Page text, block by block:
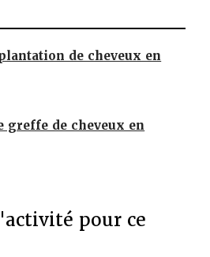
de cheveux en
greffe de cheveux en
pour ce